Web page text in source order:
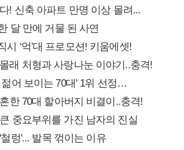
! 신축 아파트 만명 이상 몰려...
달 만에 거물 된 사연
시 ‘억’대 프로모션! 키움에셋!
래 처형과 사랑나눈 이야기..충격!
젊어 보이는 70대’ 1위 선정…
한 70대 할아버지 비결이..충격!
중요부위를 가진 남자의 진실
렁'... 발목 꺾이는 이유